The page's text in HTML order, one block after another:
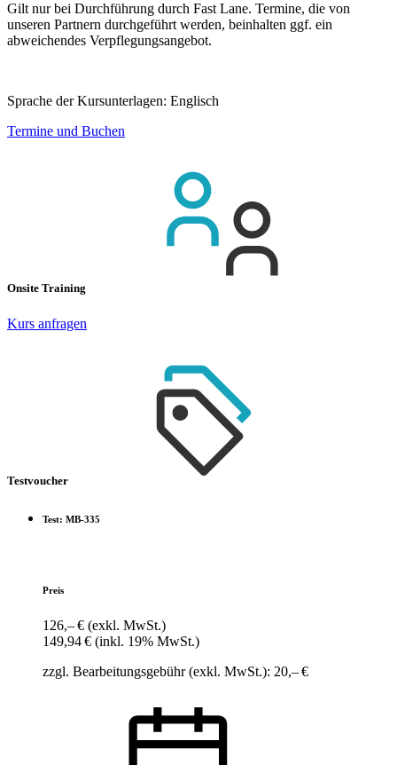
Gilt nur bei Durchführung durch Fast Lane. Termine, die von
unseren Partnern durchgeführt werden, beinhalten ggf. ein
abweichendes Verpflegungsangebot.
Sprache der Kursunterlagen: Englisch
Termine und Buchen
Onsite Training
Kurs anfragen
Testvoucher
Test: MB-335
Preis
126,– € (exkl. MwSt.)
149,94 € (inkl. 19% MwSt.)
zzgl. Bearbeitungsgebühr (exkl. MwSt.): 20,– €